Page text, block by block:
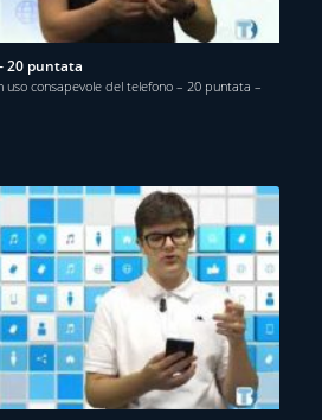
20 puntata
uso consapevole del telefono – 20 puntata –